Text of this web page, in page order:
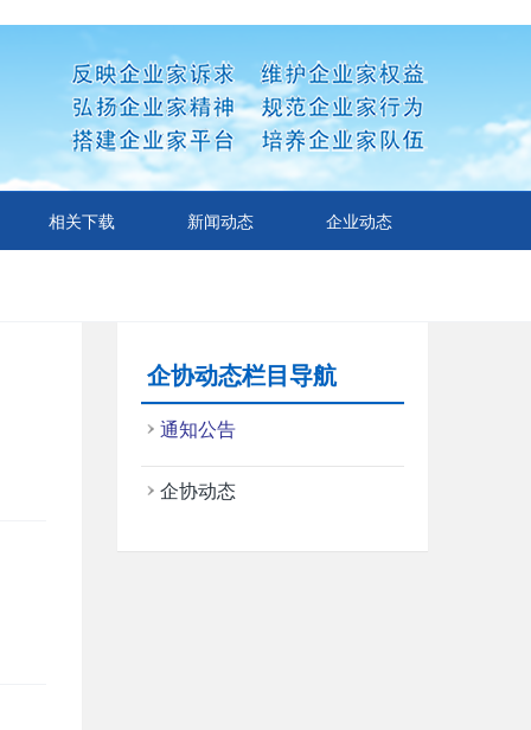
相关下载 新闻动态 企业动态
企协动态栏目导航
通知公告
企协动态